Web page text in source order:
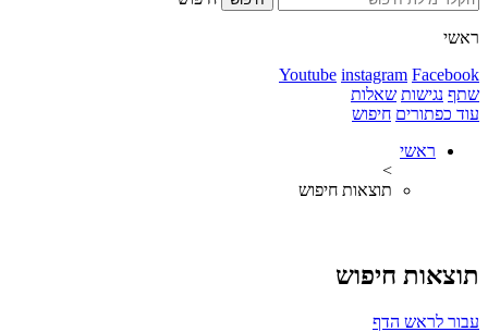
ראשי
Youtube instagram Facebook
שתף נגישות שאלות
עוד כפתורים חיפוש
ראשי
>
תוצאות חיפוש
תוצאות חיפוש
עבור לראש הדף